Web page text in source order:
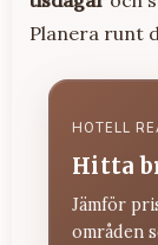
Planera runt
HOTELL
Hitta
Jämför
områden